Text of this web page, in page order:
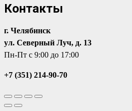
Контакты
г. Челябинск
ул. Северный Луч, д. 13
Пн-Пт с 9:00 до 17:00
+7 (351) 214-90-70